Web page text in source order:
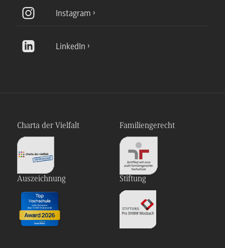
Instagram
LinkedIn
Charta der Vielfalt Familiengerecht
Auszeichnung Stiftung